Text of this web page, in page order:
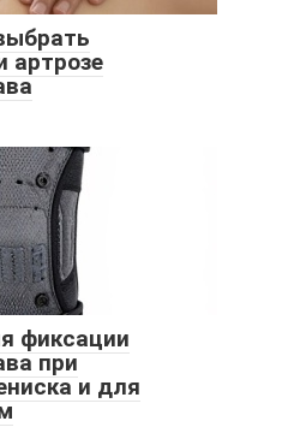
артрозе
фиксации
при
и для